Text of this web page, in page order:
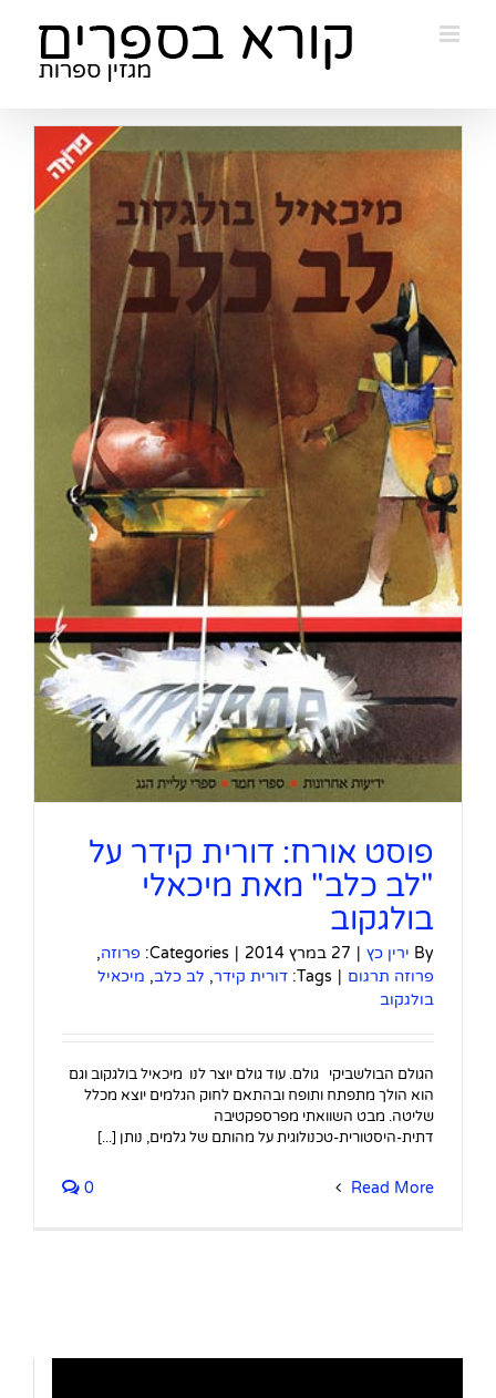
פוסט אורח: דורית קידר על
"לב כלב" מאת מיכאלי
בולגקוב
By ירין כץ | 27 במרץ 2014 |
Categories: פרוזה,
פרוזה תרגום |
Tags: דורית קידר, לב כלב, מיכאיל
בולגקוב
הגולם הבולשביקי גולם. עוד גולם יוצר לנו מיכאיל בולגקוב וגם
הוא הולך מתפתח ותופח ובהתאם לחוק הגלמים יוצא מכלל
שליטה. מבט השוואתי מפרספקטיבה
דתית-היסטורית-טכנולוגית על מהותם של גלמים, נותן [...]
Read More
0